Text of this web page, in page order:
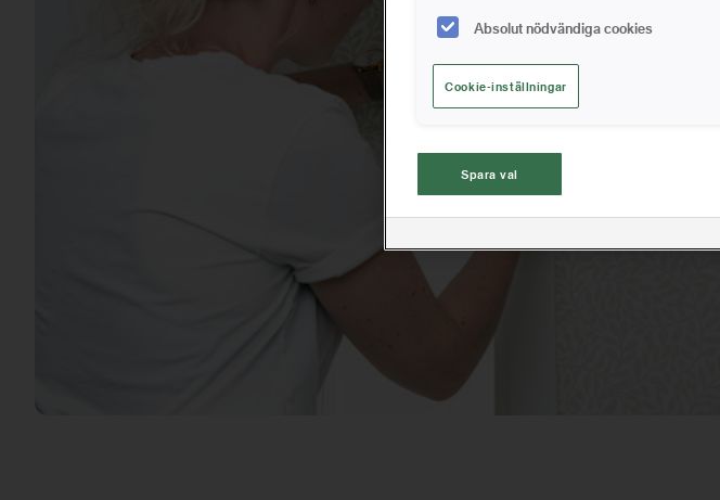
Absolut nödvändiga cookies
Cookie-inställningar
Spara val